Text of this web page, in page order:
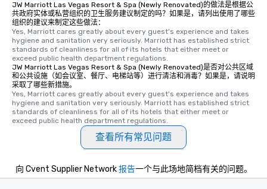
JW Marriott Las Vegas Resort & Spa (Newly Renovated)的做法是根据公
共政府实体或私营组织的卫生服务建议制定的吗？如果是，请列出使用了哪些
组织的建议来制定这些做法：
Yes, Marriott cares greatly about every guest's experience and takes
hygiene and sanitation very seriously. Marriott has established strict
standards of cleanliness for all of its hotels that either meet or
exceed public health department regulations.
JW Marriott Las Vegas Resort & Spa (Newly Renovated)是否对公共区域
和公共设施（如会议室、餐厅、电梯站等）进行清洁和消毒？如果是，请说明
采取了哪些新措施。
Yes, Marriott cares greatly about every guest's experience and takes
hygiene and sanitation very seriously. Marriott has established strict
standards of cleanliness for all of its hotels that either meet or
exceed public health department regulations.
查看所有常见问题
向 Cvent Supplier Network报告一个与此场地简档有关的问题。